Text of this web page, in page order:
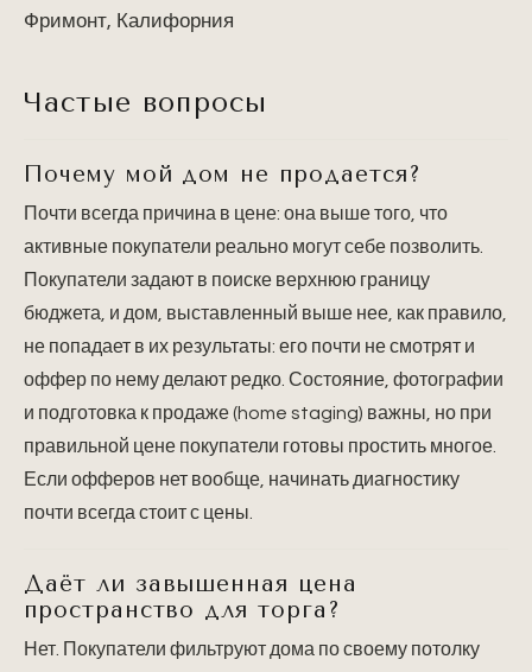
Фримонт, Калифорния
Частые вопросы
Почему мой дом не продается?
Почти всегда причина в цене: она выше того, что
активные покупатели реально могут себе позволить.
Покупатели задают в поиске верхнюю границу
бюджета, и дом, выставленный выше нее, как правило,
не попадает в их результаты: его почти не смотрят и
оффер по нему делают редко. Состояние, фотографии
и подготовка к продаже (home staging) важны, но при
правильной цене покупатели готовы простить многое.
Если офферов нет вообще, начинать диагностику
почти всегда стоит с цены.
Даёт ли завышенная цена
пространство для торга?
Нет. Покупатели фильтруют дома по своему потолку